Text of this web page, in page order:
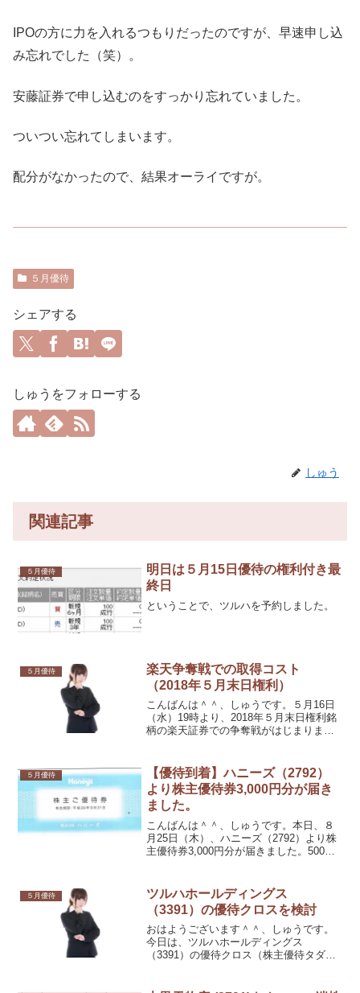
IPOの方に力を入れるつもりだったのですが、早速申し込
み忘れでした（笑）。
安藤証券で申し込むのをすっかり忘れていました。
ついつい忘れてしまいます。
配分がなかったので、結果オーライですが。
５月優待
シェアする
しゅうをフォローする
しゅう
関連記事
５月優待
明日は５月15日優待の権利付き最
終日
ということで、ツルハを予約しました。
５月優待
楽天争奪戦での取得コスト
（2018年５月末日権利）
こんばんは＾＾、しゅうです。５月16日
（水）19時より、2018年５月末日権利銘
柄の楽天証券での争奪戦がはじまりま
５月優待
【優待到着】ハニーズ（2792）
より株主優待券3,000円分が届き
ました。
こんばんは＾＾、しゅうです。本日、８
月25日（木）、ハニーズ（2792）より株
主優待券3,000円分が届きました。500円
５月優待
ツルハホールディングス
（3391）の優待クロスを検討
おはようございます＾＾、しゅうです。
今日は、ツルハホールディングス
（3391）の優待クロス（株主優待タダ取